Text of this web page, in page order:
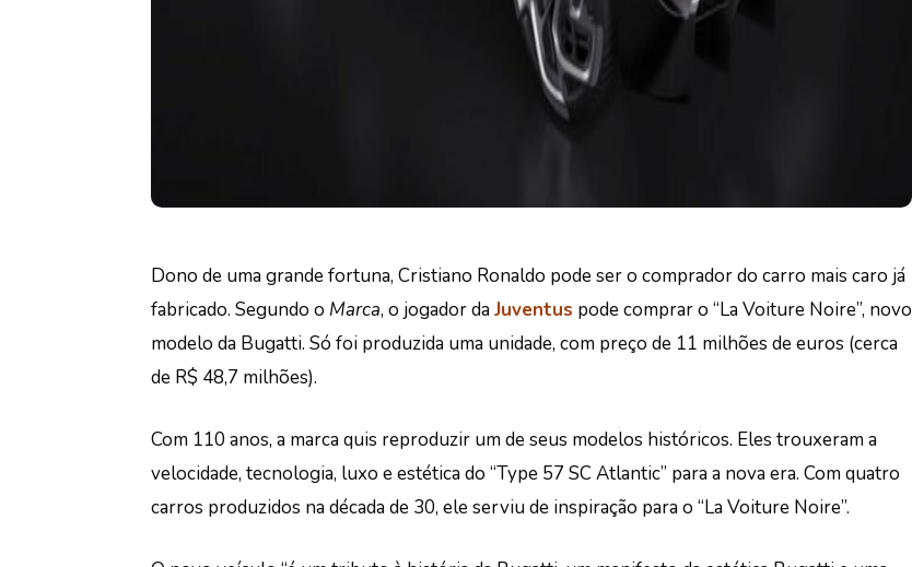
Dono de uma grande fortuna, Cristiano Ronaldo pode ser o comprador do carro mais caro já
fabricado. Segundo o Marca, o jogador daJuventus pode comprar o “La Voiture Noire”, novo
modelo da Bugatti. Só foi produzida uma unidade, com preço de 11 milhões de euros (cerca
de R$ 48,7 milhões).
Com 110 anos, a marca quis reproduzir um de seus modelos históricos. Eles trouxeram a
velocidade, tecnologia, luxo e estética do “Type 57 SC Atlantic” para a nova era. Com quatro
carros produzidos na década de 30, ele serviu de inspiração para o “La Voiture Noire”.